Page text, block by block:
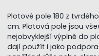
Plotové pole 180 z
cm. Plotová pole jsou
nejobvyklejší výplně do
dají použít i jako